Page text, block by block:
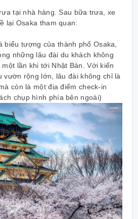
tại nhà hàng. Sau bữa trưa, xe
lại Osaka tham quan:
biểu tượng của thành phố Osaka,
những lâu đài du khách không
lần khi tới Nhật Bản. Với kiến
vườn rộng lớn, lâu đài không chỉ là
còn là một địa điểm check-in
chụp hình phía bên ngoài)